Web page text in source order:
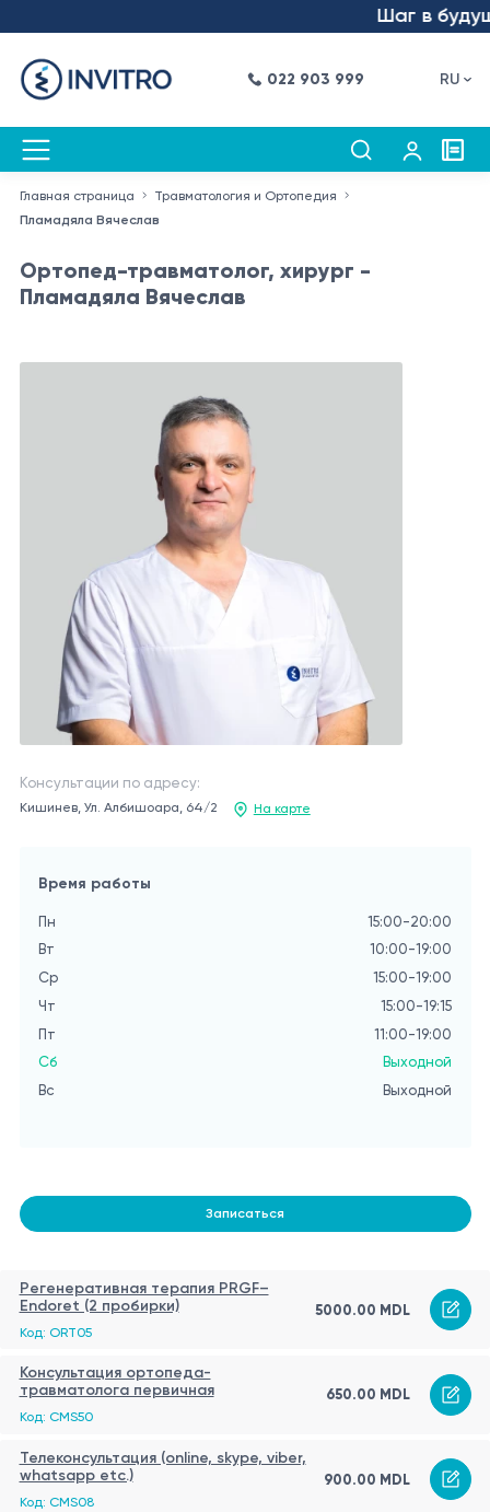
Шаг в
022 903 999 RU
Главная страница
Травматология и Ортопедия
Пламадяла Вячеслав
Ортопед-травматолог, хирург -
Пламадяла Вячеслав
Консультации по адресу:
Кишинев, Ул. Албишоара, 64/2 На карте
Время работы
Пн
15:00-20:00
Вт
10:00-19:00
Ср
15:00-19:00
Чт
15:00-19:15
Пт
11:00-19:00
Сб
Выходной
Вс
Выходной
Записаться
Регенеративная терапия PRGF–
Endoret (2 пробирки)
Код: ORT05
5000.00 MDL
Консультация ортопеда-
травматолога первичная
Код: CMS50
650.00 MDL
Телеконсультация (online, skype, viber,
whatsapp etc.)
Код: CMS08
900.00 MDL